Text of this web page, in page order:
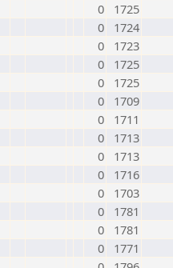
0
1725
0
1724
0
1723
0
1725
0
1725
0
1709
0
1711
0
1713
0
1713
0
1716
0
1703
0
1781
0
1781
0
1771